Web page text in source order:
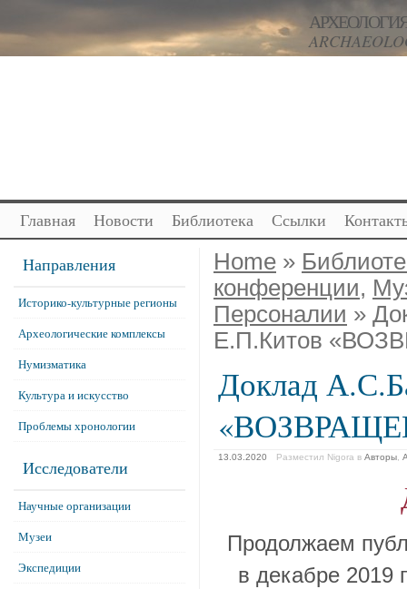
Главная Новости Библиотека Ссылки
Home »
конференции,
Персоналии »
Е.П.Китов
Доклад
13.03.2020 Разместил Nigora в Авторы
Продолжаем
в декабре 2019
Направления
Историко-культурные регионы
Археологические комплексы
Нумизматика
Культура и искусство
Проблемы хронологии
Исследователи
Научные организации
Музеи
Экспедиции